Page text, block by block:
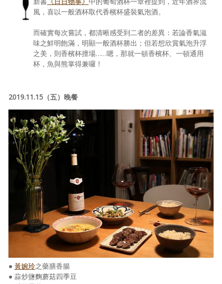
風，喜以一般酒杯取代香檳杯盛裝氣泡酒。
而確實每次嘗試，都清晰感受到二者的差異：若論香氣滋
味之鮮明飽滿，明顯一般酒杯勝出；但若想欣賞氣泡升浮
之美，則香檳杯擅場……嗯，那就一頓香檳杯、一頓通用
杯，魚與熊掌得兼囉！
2019.11.15（五）晚餐
● 黃婉玲之藥膳香腸
● 蒜炒鹽麴蘑菇四季豆